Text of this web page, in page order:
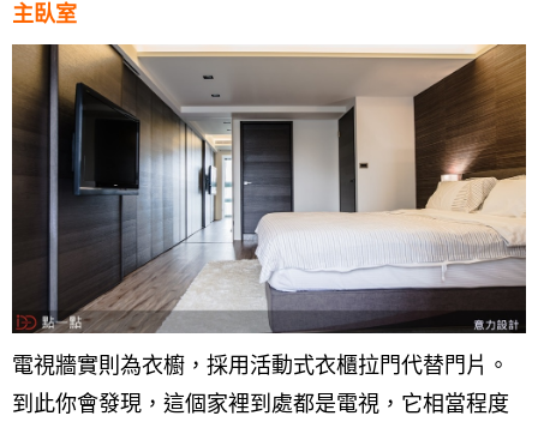
主臥室
電視牆實則為衣櫥，採用活動式衣櫃拉門代替門片。
到此你會發現，這個家裡到處都是電視，它相當程度